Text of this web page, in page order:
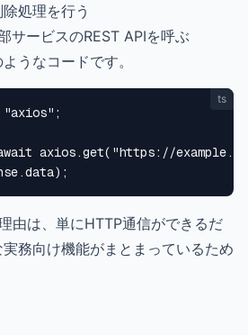
処理を行う
サービスのREST APIを呼ぶ
うなコードです。
ts
"axios";
axios.get("https://
由は、単にHTTP通信ができるだ
務向け機能がまとまっているため